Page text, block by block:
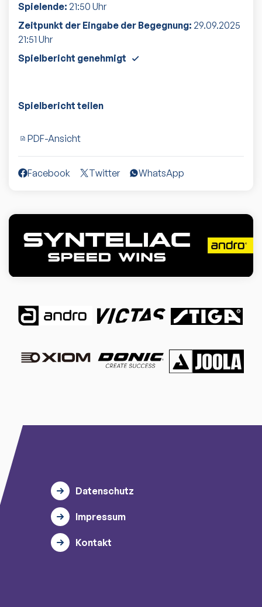
Spielende: 21:50 Uhr
Zeitpunkt der Eingabe der Begegnung: 29.09.2025
21:51 Uhr
Spielbericht genehmigt
Spielbericht teilen
PDF-Ansicht
Facebook Twitter WhatsApp
Datenschutz
Impressum
Kontakt